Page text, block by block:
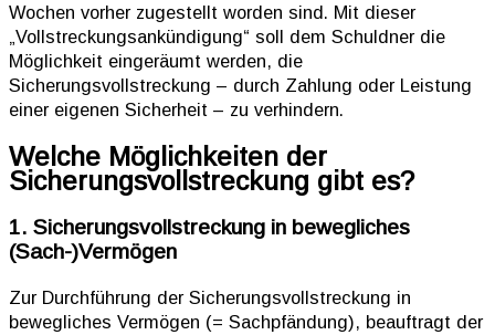
Wochen vorher zugestellt worden sind. Mit dieser
„Vollstreckungsankündigung“ soll dem Schuldner die
Möglichkeit eingeräumt werden, die
Sicherungsvollstreckung – durch Zahlung oder Leistung
einer eigenen Sicherheit – zu verhindern.
Welche Möglichkeiten der
Sicherungsvollstreckung gibt es?
1. Sicherungsvollstreckung in bewegliches
(Sach-)Vermögen
Zur Durchführung der Sicherungsvollstreckung in
bewegliches Vermögen (= Sachpfändung), beauftragt der